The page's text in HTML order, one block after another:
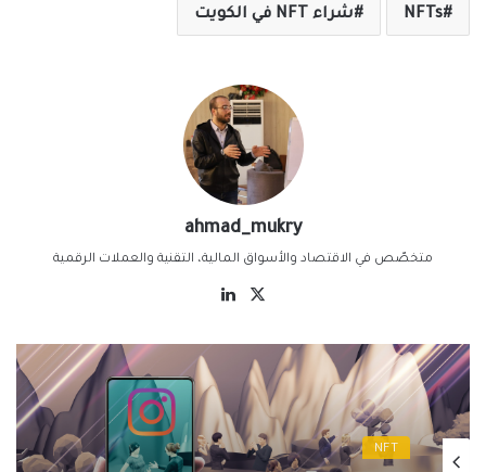
NFTs شراء NFT في الكويت
ahmad_mukry
متخصّص في الاقتصاد والأسواق المالية، التقنية والعملات الرقمية
‫X
NFT